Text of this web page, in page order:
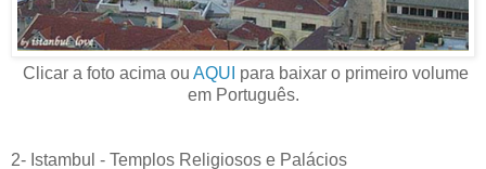
Clicar a foto acima ou AQUI para baixar o primeiro volume
em Português.
2- Istambul - Templos Religiosos e Palácios